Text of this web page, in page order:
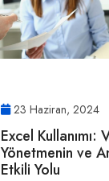
23 Haziran, 2024
Excel Kullanımı:
Yönetmenin ve
Etkili Yolu